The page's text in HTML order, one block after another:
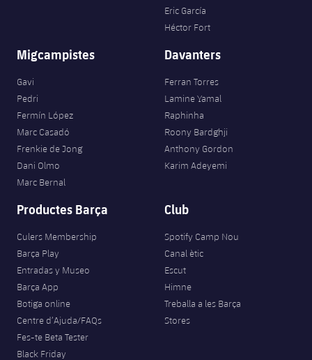
Eric García
Héctor Fort
Migcampistes
Gavi
Pedri
Fermín López
Marc Casadó
Frenkie de Jong
Dani Olmo
Marc Bernal
Davanters
Ferran Torres
Lamine Yamal
Raphinha
Roony Bardghji
Anthony Gordon
Karim Adeyemi
Productes Barça
Culers Membership
Barça Play
Entradas y Museo
Barça App
Botiga online
Centre d’Ajuda/FAQs
Fes-te Beta Tester
Black Friday
Club
Spotify Camp Nou
Canal ètic
Escut
Himne
Treballa a les Barça
Stores